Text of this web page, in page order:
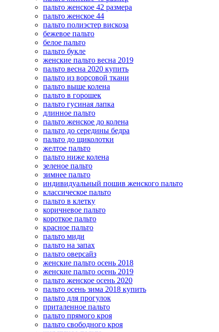
пальто женское 42 размера
пальто женское 44
пальто полиэстер вискоза
бежевое пальто
белое пальто
пальто букле
женские пальто весна 2019
пальто весна 2020 купить
пальто из ворсовой ткани
пальто выше колена
пальто в горошек
пальто гусиная лапка
длинное пальто
пальто женское до колена
пальто до середины бедра
пальто до щиколотки
желтое пальто
пальто ниже колена
зеленое пальто
зимнее пальто
индивидуальный пошив женского пальто
классическое пальто
пальто в клетку
коричневое пальто
короткое пальто
красное пальто
пальто миди
пальто на запах
пальто оверсайз
женские пальто осень 2018
женские пальто осень 2019
пальто женское осень 2020
пальто осень зима 2018 купить
пальто для прогулок
приталенное пальто
пальто прямого кроя
пальто свободного кроя